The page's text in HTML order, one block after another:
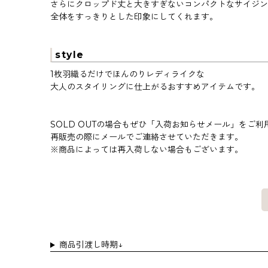
さらにクロップド丈と大きすぎないコンパクトなサイジ
全体をすっきりとした印象にしてくれます。
style
1枚羽織るだけでほんのりレディライクな
大人のスタイリングに仕上がるおすすめアイテムです。
SOLD OUTの場合もぜひ「入荷お知らせメール」をご利
再販売の際にメールでご連絡させていただきます。
※商品によっては再入荷しない場合もございます。
商品引渡し時期↓